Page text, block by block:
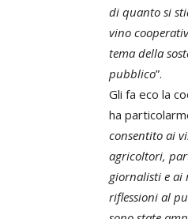
di quanto si
vino
tema della
pubblico”.
Gli fa eco la
ha
consentito ai
agricoltori,
giornalisti e ai
riflessioni al